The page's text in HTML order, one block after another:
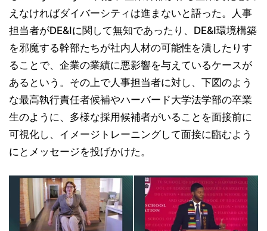
えなければダイバーシティは進まないと語った。人事
担当者がDE&Iに関して無知であったり、DE&I環境構築
を邪魔する幹部たちが社内人材の可能性を潰したりす
ることで、企業の業績に悪影響を与えているケースが
あるという。その上で人事担当者に対し、下図のよう
な最高執行責任者候補やハーバード大学法学部の卒業
生のように、多様な採用候補者がいることを面接前に
可視化し、イメージトレーニングして面接に臨むよう
にとメッセージを投げかけた。